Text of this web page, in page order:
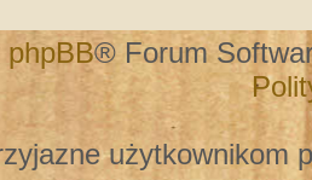
phpBB® Forum
użytkownikom